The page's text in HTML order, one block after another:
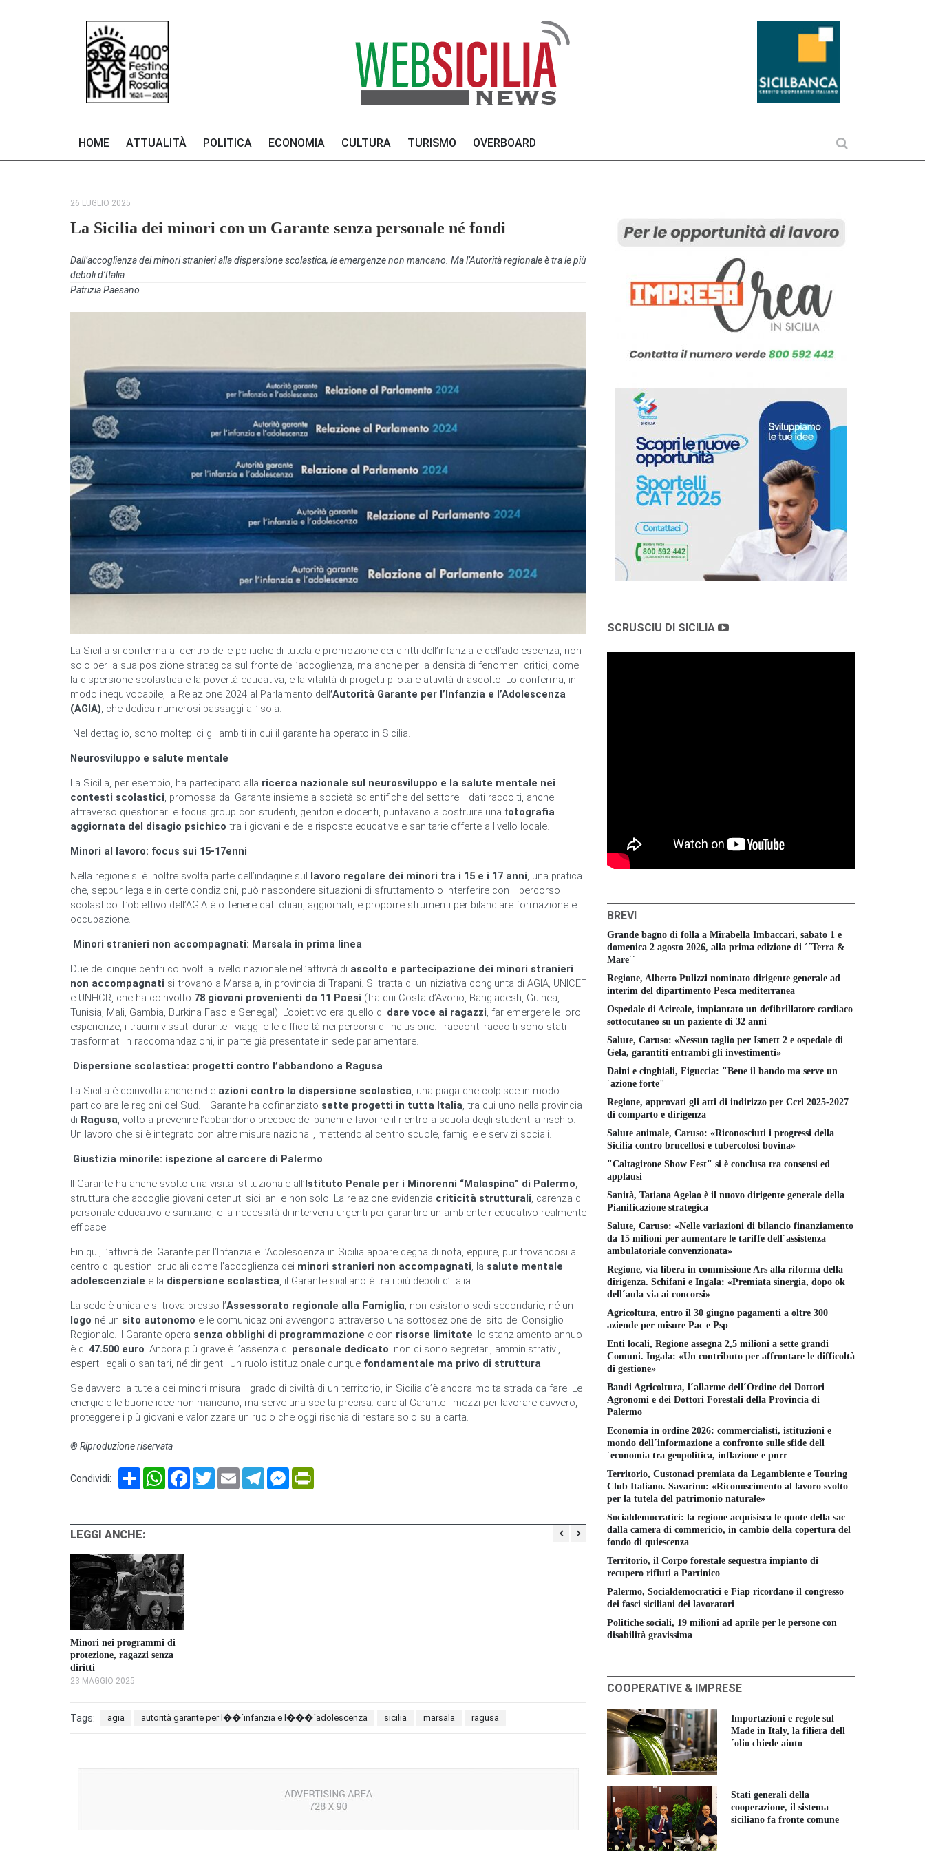
HOME ATTUALITÀ POLITICA ECONOMIA CULTURA TURISMO OVERBOARD
26 LUGLIO 2025
La Sicilia dei minori con un Garante senza personale né fondi
Dall’accoglienza dei minori stranieri alla dispersione scolastica, le emergenze non mancano. Ma l’Autorità regionale è tra le più
deboli d’Italia
Patrizia Paesano
La Sicilia si conferma al centro delle politiche di tutela e promozione dei diritti dell’infanzia e dell’adolescenza, non
solo per la sua posizione strategica sul fronte dell’accoglienza, ma anche per la densità di fenomeni critici, come
la dispersione scolastica e la povertà educativa, e la vitalità di progetti pilota e attività di ascolto. Lo conferma, in
modo inequivocabile, la Relazione 2024 al Parlamento dell’Autorità Garante per l’Infanzia e l’Adolescenza
(AGIA), che dedica numerosi passaggi all’isola.
Nel dettaglio, sono molteplici gli ambiti in cui il garante ha operato in Sicilia.
Neurosviluppo e salute mentale
La Sicilia, per esempio, ha partecipato alla ricerca nazionale sul neurosviluppo e la salute mentale nei
contesti scolastici, promossa dal Garante insieme a società scientifiche del settore. I dati raccolti, anche
attraverso questionari e focus group con studenti, genitori e docenti, puntavano a costruire una fotografia
aggiornata del disagio psichico tra i giovani e delle risposte educative e sanitarie offerte a livello locale.
Minori al lavoro: focus sui 15-17enni
Nella regione si è inoltre svolta parte dell’indagine sul lavoro regolare dei minori tra i 15 e i 17 anni, una pratica
che, seppur legale in certe condizioni, può nascondere situazioni di sfruttamento o interferire con il percorso
scolastico. L’obiettivo dell’AGIA è ottenere dati chiari, aggiornati, e proporre strumenti per bilanciare formazione e
occupazione.
Minori stranieri non accompagnati: Marsala in prima linea
Due dei cinque centri coinvolti a livello nazionale nell’attività di ascolto e partecipazione dei minori stranieri
non accompagnati si trovano a Marsala, in provincia di Trapani. Si tratta di un’iniziativa congiunta di AGIA, UNICEF
e UNHCR, che ha coinvolto 78 giovani provenienti da 11 Paesi (tra cui Costa d’Avorio, Bangladesh, Guinea,
Tunisia, Mali, Gambia, Burkina Faso e Senegal). L’obiettivo era quello di dare voce ai ragazzi, far emergere le loro
esperienze, i traumi vissuti durante i viaggi e le difficoltà nei percorsi di inclusione. I racconti raccolti sono stati
trasformati in raccomandazioni, in parte già presentate in sede parlamentare.
Dispersione scolastica: progetti contro l’abbandono a Ragusa
La Sicilia è coinvolta anche nelle azioni contro la dispersione scolastica, una piaga che colpisce in modo
particolare le regioni del Sud. Il Garante ha cofinanziato sette progetti in tutta Italia, tra cui uno nella provincia
di Ragusa, volto a prevenire l’abbandono precoce dei banchi e favorire il rientro a scuola degli studenti a rischio.
Un lavoro che si è integrato con altre misure nazionali, mettendo al centro scuole, famiglie e servizi sociali.
Giustizia minorile: ispezione al carcere di Palermo
Il Garante ha anche svolto una visita istituzionale all’Istituto Penale per i Minorenni “Malaspina” di Palermo,
struttura che accoglie giovani detenuti siciliani e non solo. La relazione evidenzia criticità strutturali, carenza di
personale educativo e sanitario, e la necessità di interventi urgenti per garantire un ambiente rieducativo realmente
efficace.
Fin qui, l’attività del Garante per l’Infanzia e l’Adolescenza in Sicilia appare degna di nota, eppure, pur trovandosi al
centro di questioni cruciali come l’accoglienza dei minori stranieri non accompagnati, la salute mentale
adolescenziale e la dispersione scolastica, il Garante siciliano è tra i più deboli d’italia.
La sede è unica e si trova presso l’Assessorato regionale alla Famiglia, non esistono sedi secondarie, né un
logo né un sito autonomo e le comunicazioni avvengono attraverso una sottosezione del sito del Consiglio
Regionale. Il Garante opera senza obblighi di programmazione e con risorse limitate: lo stanziamento annuo
è di 47.500 euro. Ancora più grave è l’assenza di personale dedicato: non ci sono segretari, amministrativi,
esperti legali o sanitari, né dirigenti. Un ruolo istituzionale dunque fondamentale ma privo di struttura.
Se davvero la tutela dei minori misura il grado di civiltà di un territorio, in Sicilia c’è ancora molta strada da fare. Le
energie e le buone idee non mancano, ma serve una scelta precisa: dare al Garante i mezzi per lavorare davvero,
proteggere i più giovani e valorizzare un ruolo che oggi rischia di restare solo sulla carta.
® Riproduzione riservata
Condividi: Share WhatsAppFacebook
TwitterEmail TelegramMessenger
LEGGI ANCHE:
Minori nei programmi di
protezione, ragazzi senza
diritti
23 MAGGIO 2025
Tags: agia autorità garante per l��´infanzia e l���´adolescenza sicilia marsala ragusa
SCRUSCIU DI SICILIA
BREVI
Grande bagno di folla a Mirabella Imbaccari, sabato 1 e
domenica 2 agosto 2026, alla prima edizione di ´´Terra &
Mare´´
Regione, Alberto Pulizzi nominato dirigente generale ad
interim del dipartimento Pesca mediterranea
Ospedale di Acireale, impiantato un defibrillatore cardiaco
sottocutaneo su un paziente di 32 anni
Salute, Caruso: «Nessun taglio per Ismett 2 e ospedale di
Gela, garantiti entrambi gli investimenti»
Daini e cinghiali, Figuccia: "Bene il bando ma serve un
´azione forte"
Regione, approvati gli atti di indirizzo per Ccrl 2025-2027
di comparto e dirigenza
Salute animale, Caruso: «Riconosciuti i progressi della
Sicilia contro brucellosi e tubercolosi bovina»
"Caltagirone Show Fest" si è conclusa tra consensi ed
applausi
Sanità, Tatiana Agelao è il nuovo dirigente generale della
Pianificazione strategica
Salute, Caruso: «Nelle variazioni di bilancio finanziamento
da 15 milioni per aumentare le tariffe dell´assistenza
ambulatoriale convenzionata»
Regione, via libera in commissione Ars alla riforma della
dirigenza. Schifani e Ingala: «Premiata sinergia, dopo ok
dell´aula via ai concorsi»
Agricoltura, entro il 30 giugno pagamenti a oltre 300
aziende per misure Pac e Psp
Enti locali, Regione assegna 2,5 milioni a sette grandi
Comuni. Ingala: «Un contributo per affrontare le difficoltà
di gestione»
Bandi Agricoltura, l´allarme dell´Ordine dei Dottori
Agronomi e dei Dottori Forestali della Provincia di
Palermo
Economia in ordine 2026: commercialisti, istituzioni e
mondo dell´informazione a confronto sulle sfide dell
´economia tra geopolitica, inflazione e pnrr
Territorio, Custonaci premiata da Legambiente e Touring
Club Italiano. Savarino: «Riconoscimento al lavoro svolto
per la tutela del patrimonio naturale»
Socialdemocratici: la regione acquisisca le quote della sac
dalla camera di commericio, in cambio della copertura del
fondo di quiescenza
Territorio, il Corpo forestale sequestra impianto di
recupero rifiuti a Partinico
Palermo, Socialdemocratici e Fiap ricordano il congresso
dei fasci siciliani dei lavoratori
Politiche sociali, 19 milioni ad aprile per le persone con
disabilità gravissima
COOPERATIVE & IMPRESE
Importazioni e regole sul
Made in Italy, la filiera dell
´olio chiede aiuto
Stati generali della
cooperazione, il sistema
siciliano fa fronte comune